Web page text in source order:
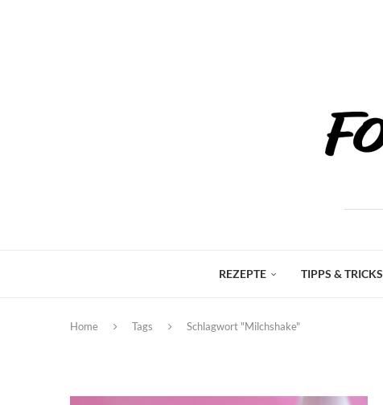
REZEPTE TIPPS & TRICKS
Home Tags Schlagwort "Milchshake"